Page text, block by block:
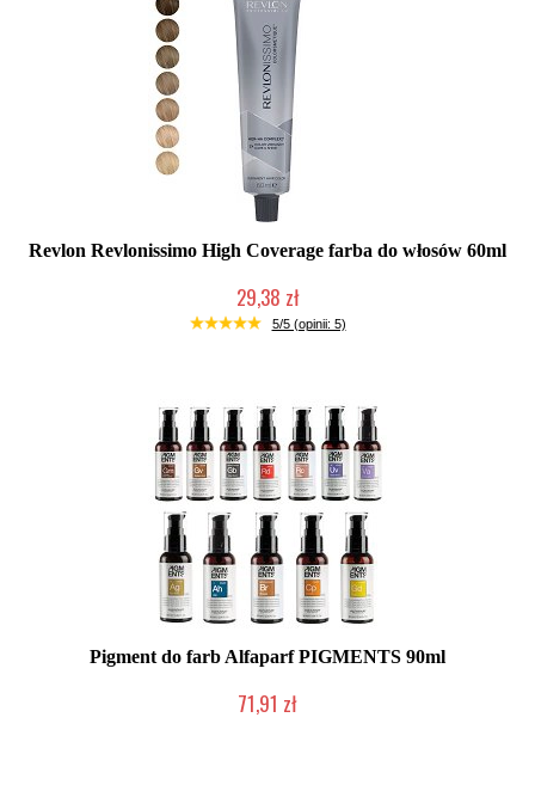
Revlon Revlonissimo High Coverage farba do włosów 60ml
29,38 zł
Duża ilość (wysyłka w 24h)
5/5 (opinii: 5)
Pigment do farb Alfaparf PIGMENTS 90ml
71,91 zł